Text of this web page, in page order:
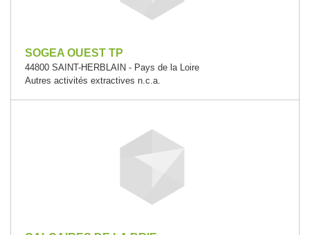
SOGEA OUEST TP
44800 SAINT-HERBLAIN - Pays de la Loire
Autres activités extractives n.c.a.